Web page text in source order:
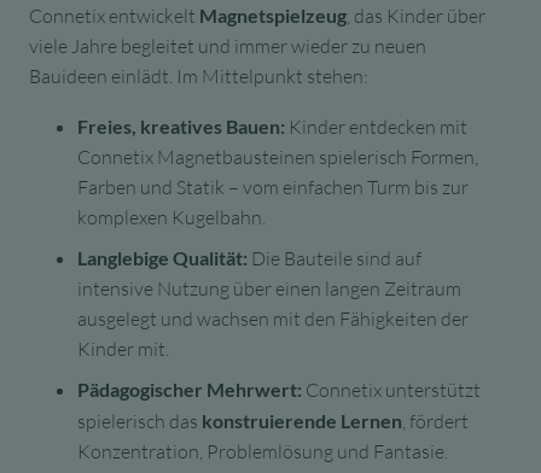
Connetix entwickelt Magnetspielzeug, das Kinder über
viele Jahre begleitet und immer wieder zu neuen
Bauideen einlädt. Im Mittelpunkt stehen:
Freies, kreatives Bauen: Kinder entdecken mit
Connetix Magnetbausteinen spielerisch Formen,
Farben und Statik – vom einfachen Turm bis zur
komplexen Kugelbahn.
Langlebige Qualität: Die Bauteile sind auf
intensive Nutzung über einen langen Zeitraum
ausgelegt und wachsen mit den Fähigkeiten der
Kinder mit.
Pädagogischer Mehrwert: Connetix unterstützt
spielerisch das konstruierende Lernen, fördert
Konzentration, Problemlösung und Fantasie.